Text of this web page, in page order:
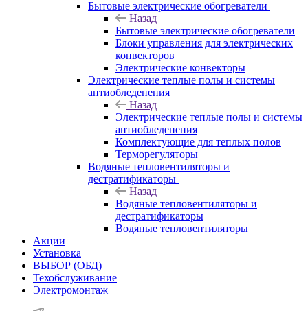
Бытовые электрические обогреватели
Назад
Бытовые электрические обогреватели
Блоки управления для электрических
конвекторов
Электрические конвекторы
Электрические теплые полы и системы
антиобледенения
Назад
Электрические теплые полы и системы
антиобледенения
Комплектующие для теплых полов
Терморегуляторы
Водяные тепловентиляторы и
дестратификаторы
Назад
Водяные тепловентиляторы и
дестратификаторы
Водяные тепловентиляторы
Акции
Установка
ВЫБОР (ОБД)
Техобслуживание
Электромонтаж